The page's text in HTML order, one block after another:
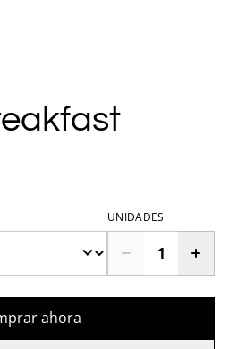
UNIDADES
ahora